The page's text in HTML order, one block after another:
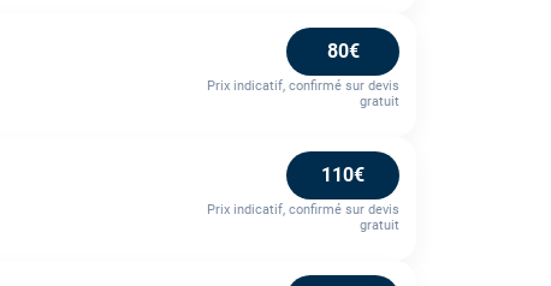
80€
Prix indicatif, confirmé sur devis
gratuit
110€
Prix indicatif, confirmé sur devis
gratuit